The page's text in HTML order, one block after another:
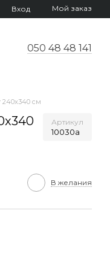
Вход Мой заказ
050 48 48 141
240x340 см
Артикул
10030a
В желания